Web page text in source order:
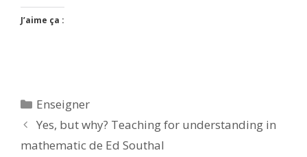
J’aime ça :
Catégories
Enseigner
Yes, but why? Teaching for understanding in
mathematic de Ed Southal